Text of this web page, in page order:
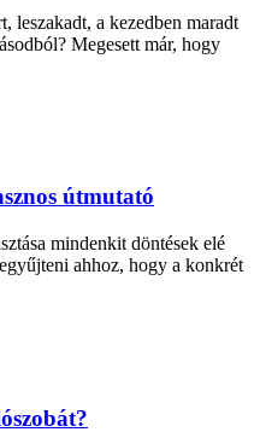
leszakadt, a kezedben maradt
Megesett már, hogy
útmutató
mindenkit döntések elé
ahhoz, hogy a konkrét